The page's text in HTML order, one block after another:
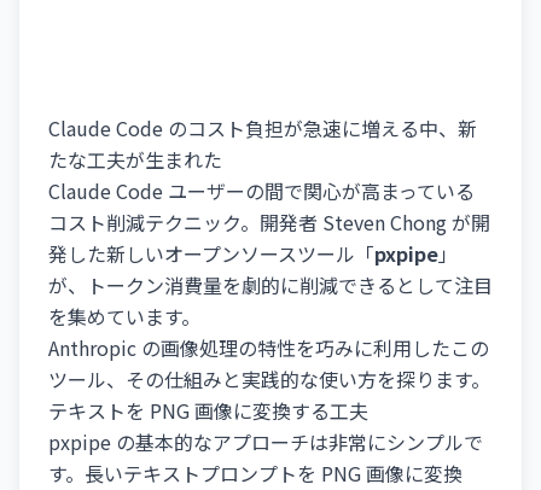
Claude Code のコスト負担が急速に増える中、新
たな工夫が生まれた
Claude Code ユーザーの間で関心が高まっている
コスト削減テクニック。開発者 Steven Chong が開
発した新しいオープンソースツール「pxpipe」
が、トークン消費量を劇的に削減できるとして注目
を集めています。
Anthropic の画像処理の特性を巧みに利用したこの
ツール、その仕組みと実践的な使い方を探ります。
テキストを PNG 画像に変換する工夫
pxpipe の基本的なアプローチは非常にシンプルで
す。長いテキストプロンプトを PNG 画像に変換